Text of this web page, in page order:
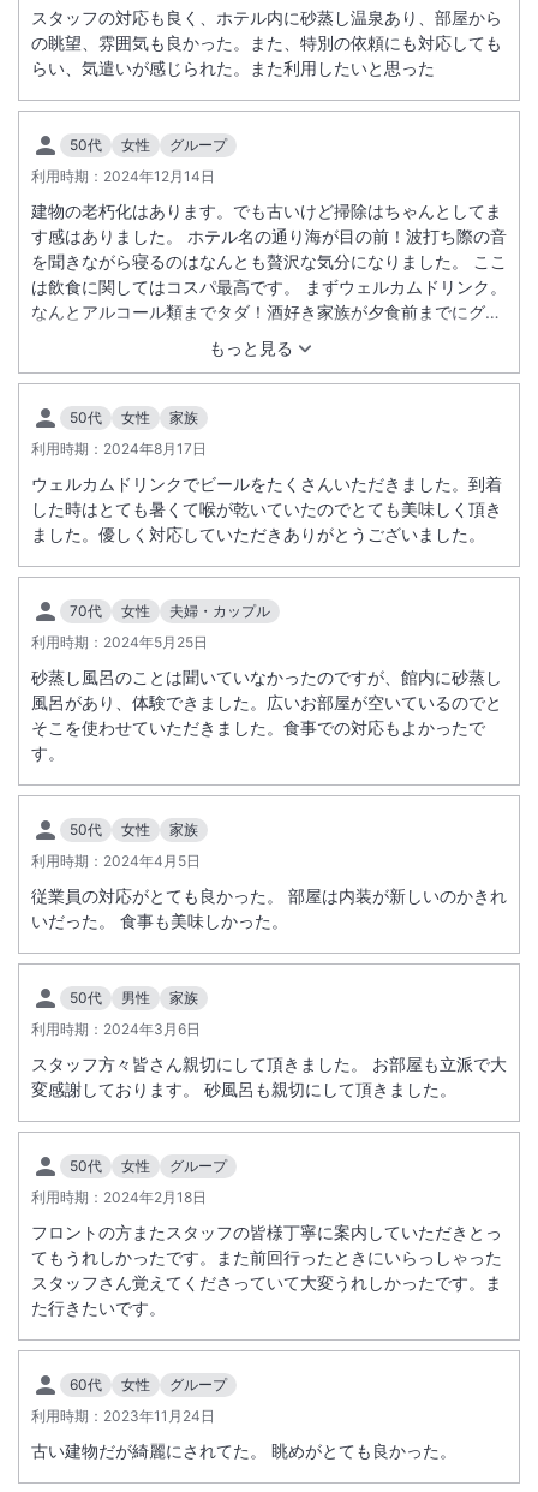
スタッフの対応も良く、ホテル内に砂蒸し温泉あり、部屋から
の眺望、雰囲気も良かった。また、特別の依頼にも対応しても
らい、気遣いが感じられた。また利用したいと思った
50代 女性
グループ
利用時期： 2024年12月14日
もっと見る
建物の老朽化はあります。でも古いけど掃除はちゃんとしてま
す感はありました。 ホテル名の通り海が目の前！波打ち際の音
を聞きながら寝るのはなんとも贅沢な気分になりました。 ここ
は飲食に関してはコスパ最高です。 まずウェルカムドリンク。
なんとアルコール類までタダ！酒好き家族が夕食前までにグビ
りんごをくり抜いたグラタン。締めのごはんにたどり着くまで
にお腹いっぱいです。 朝食も品数は満足でした。 そんな中で
一番楽しみにしてたのはホテルに併設されてる砂蒸し風呂。 別
料金でしが気持ちよかった。いい思い出になりました。 リピー
トしたいですね。
50代 女性
家族
利用時期： 2024年8月17日
ウェルカムドリンクでビールをたくさんいただきました。到着
した時はとても暑くて喉が乾いていたのでとても美味しく頂き
ました。優しく対応していただきありがとうございました。
70代 女性
夫婦・カップル
利用時期： 2024年5月25日
砂蒸し風呂のことは聞いていなかったのですが、館内に砂蒸し
風呂があり、体験できました。広いお部屋が空いているのでと
そこを使わせていただきました。食事での対応もよかったで
す。
50代 女性
家族
利用時期： 2024年4月5日
従業員の対応がとても良かった。 部屋は内装が新しいのかきれ
いだった。 食事も美味しかった。
50代 男性
家族
利用時期： 2024年3月6日
スタッフ方々皆さん親切にして頂きました。 お部屋も立派で大
変感謝しております。 砂風呂も親切にして頂きました。
50代 女性
グループ
利用時期： 2024年2月18日
フロントの方またスタッフの皆様丁寧に案内していただきとっ
てもうれしかったです。また前回行ったときにいらっしゃった
スタッフさん覚えてくださっていて大変うれしかったです。ま
た行きたいです。
60代 女性
グループ
利用時期： 2023年11月24日
古い建物だが綺麗にされてた。 眺めがとても良かった。